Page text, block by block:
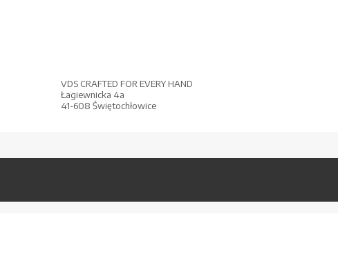
VDS CRAFTED FOR EVERY HAND
Łagiewnicka 4a
41-608 Świętochłowice